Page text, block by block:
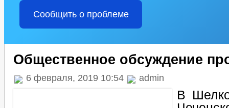
Сообщить о проблеме
Общественное обсуждение
6 февраля, 2019 10:54 admin
В